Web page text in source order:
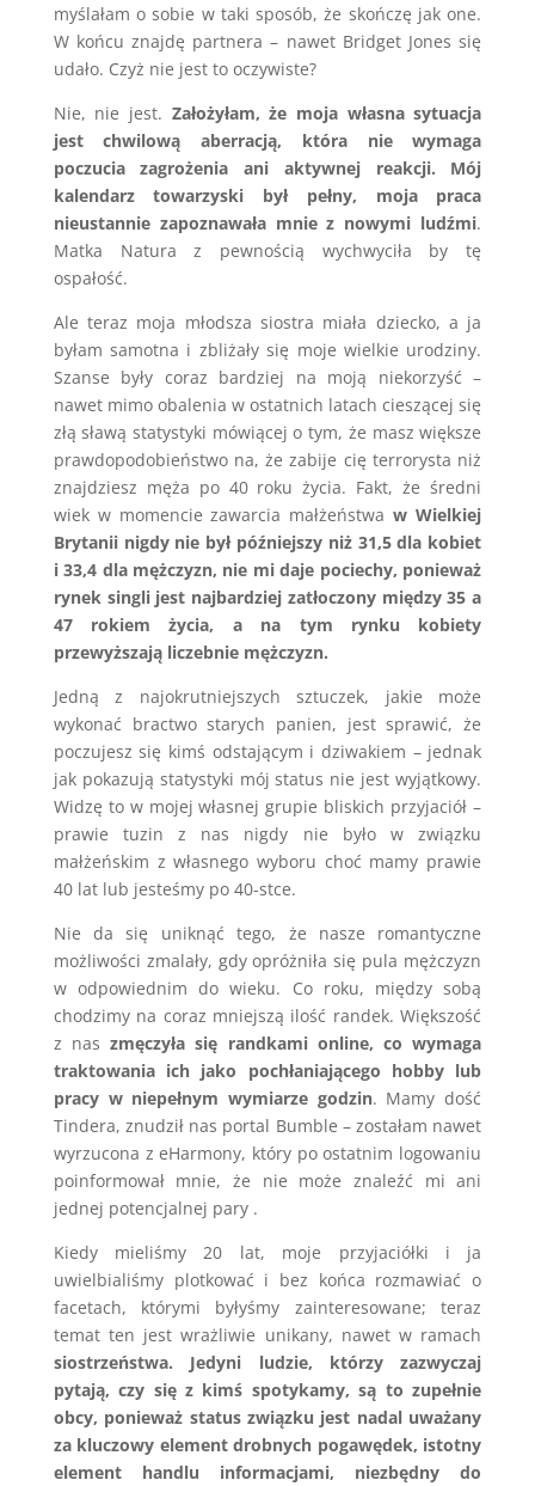
myślałam o sobie w taki sposób, że skończę jak one.
W końcu znajdę partnera – nawet Bridget Jones się
udało. Czyż nie jest to oczywiste?
Nie, nie jest. Założyłam, że moja własna sytuacja
jest chwilową aberracją, która nie wymaga
poczucia zagrożenia ani aktywnej reakcji. Mój
kalendarz towarzyski był pełny, moja praca
nieustannie zapoznawała mnie z nowymi ludźmi.
Matka Natura z pewnością wychwyciła by tę
ospałość.
Ale teraz moja młodsza siostra miała dziecko, a ja
byłam samotna i zbliżały się moje wielkie urodziny.
Szanse były coraz bardziej na moją niekorzyść –
nawet mimo obalenia w ostatnich latach cieszącej się
złą sławą statystyki mówiącej o tym, że masz większe
prawdopodobieństwo na, że zabije cię terrorysta niż
znajdziesz męża po 40 roku życia. Fakt, że średni
wiek w momencie zawarcia małżeństwaw Wielkiej
Brytanii nigdy nie był późniejszy niż 31,5 dla kobiet
i 33,4 dla mężczyzn, nie mi daje pociechy, ponieważ
rynek singli jest najbardziej zatłoczony między 35 a
47 rokiem życia, a na tym rynku kobiety
przewyższają liczebnie mężczyzn.
Jedną z najokrutniejszych sztuczek, jakie może
wykonać bractwo starych panien, jest sprawić, że
poczujesz się kimś odstającym i dziwakiem – jednak
jak pokazują statystyki mój status nie jest wyjątkowy.
Widzę to w mojej własnej grupie bliskich przyjaciół –
prawie tuzin z nas nigdy nie było w związku
małżeńskim z własnego wyboru choć mamy prawie
40 lat lub jesteśmy po 40-stce.
Nie da się uniknąć tego, że nasze romantyczne
możliwości zmalały, gdy opróżniła się pula mężczyzn
w odpowiednim do wieku. Co roku, między sobą
chodzimy na coraz mniejszą ilość randek. Większość
z naszmęczyła się randkami online, co wymaga
traktowania ich jako pochłaniającego hobby lub
pracy w niepełnym wymiarze godzin. Mamy dość
Tindera, znudził nas portal Bumble – zostałam nawet
wyrzucona z eHarmony, który po ostatnim logowaniu
poinformował mnie, że nie może znaleźć mi ani
jednej potencjalnej pary .
Kiedy mieliśmy 20 lat, moje przyjaciółki i ja
uwielbialiśmy plotkować i bez końca rozmawiać o
facetach, którymi byłyśmy zainteresowane; teraz
temat ten jest wrażliwie unikany, nawet w ramach
siostrzeństwa.
Jedyni ludzie, którzy zazwyczaj
pytają, czy się z kimś spotykamy, są to zupełnie
obcy, ponieważ status związku jest nadal uważany
za kluczowy element drobnych pogawędek, istotny
element handlu informacjami, niezbędny do